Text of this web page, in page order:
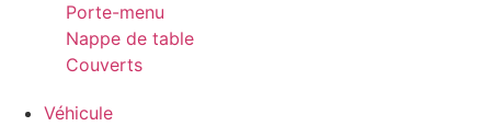
Porte-menu
Nappe de table
Couverts
Véhicule